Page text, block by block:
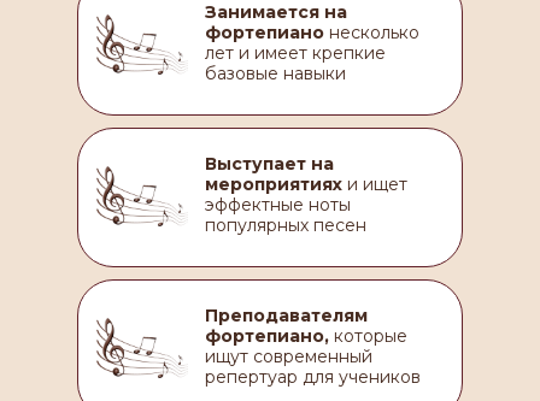
Занимается на
фортепиано несколько
лет и имеет крепкие
базовые навыки
Выступает на
мероприятиях и ищет
эффектные ноты
популярных песен
Преподавателям
фортепиано, которые
ищут современный
репертуар для учеников